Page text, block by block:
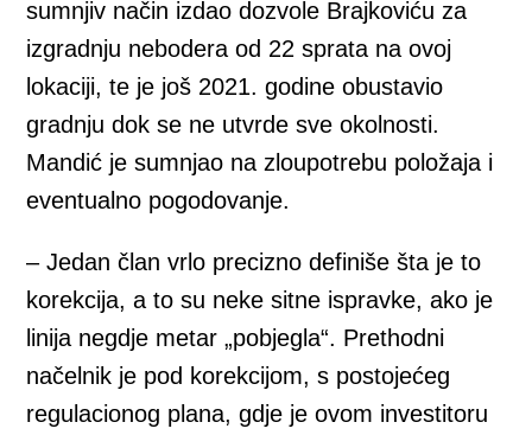
sumnjiv način izdao dozvole Brajkoviću za
izgradnju nebodera od 22 sprata na ovoj
lokaciji, te je još 2021. godine obustavio
gradnju dok se ne utvrde sve okolnosti.
Mandić je sumnjao na zloupotrebu položaja i
eventualno pogodovanje.
– Jedan član vrlo precizno definiše šta je to
korekcija, a to su neke sitne ispravke, ako je
linija negdje metar „pobjegla“. Prethodni
načelnik je pod korekcijom, s postojećeg
regulacionog plana, gdje je ovom investitoru